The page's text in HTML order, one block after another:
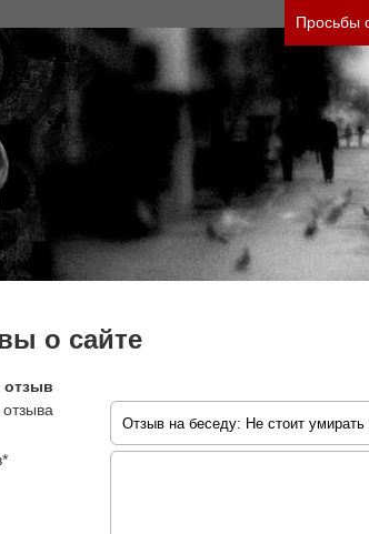
состояния и его Просьбы
о сайте
отзыв